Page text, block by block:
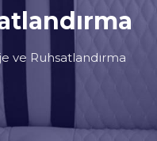
ve Ruhsatlandırma